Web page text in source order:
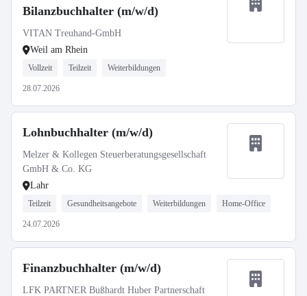
Bilanzbuchhalter (m/w/d)
VITAN Treuhand-GmbH
Weil am Rhein
Vollzeit Teilzeit Weiterbildungen
28.07.2026
Lohnbuchhalter (m/w/d)
Melzer & Kollegen Steuerberatungsgesellschaft
GmbH & Co. KG
Lahr
Teilzeit Gesundheitsangebote Weiterbildungen Home-Office
24.07.2026
Finanzbuchhalter (m/w/d)
LFK PARTNER Bußhardt Huber Partnerschaft